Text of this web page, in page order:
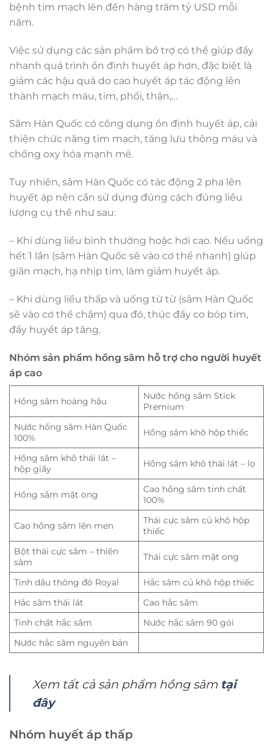
bệnh tim mạch lên đến hàng trăm tỷ USD mỗi
năm.
Việc sử dụng các sản phẩm bổ trợ có thể giúp đẩy
nhanh quá trình ổn định huyết áp hơn, đặc biệt là
giảm các hậu quả do cao huyết áp tác động lên
thành mạch máu, tim, phổi, thận,…
Sâm Hàn Quốc có công dụng ổn định huyết áp, cải
thiện chức năng tim mạch, tăng lưu thông máu và
chống oxy hóa mạnh mẽ.
Tuy nhiên, sâm Hàn Quốc có tác động 2 pha lên
huyết áp nên cần sử dụng đúng cách đúng liều
lượng cụ thể như sau:
– Khi dùng liều bình thường hoặc hơi cao. Nếu uống
hết 1 lần (sâm Hàn Quốc sẽ vào cơ thể nhanh) giúp
giãn mạch, hạ nhịp tim, làm giảm huyết áp.
– Khi dùng liều thấp và uống từ từ (sâm Hàn Quốc
sẽ vào cơ thể chậm) qua đó, thúc đẩy co bóp tim,
đẩy huyết áp tăng.
Nhóm sản phẩm hồng sâm hỗ trợ cho người huyết
áp cao
Hồng sâm hoàng hậu
Nước hồng sâm Stick
Premium
Nước hồng sâm Hàn Quốc
100%
Hồng sâm khô hộp thiếc
Hồng sâm khô thái lát –
hộp giấy
Hồng sâm khô thái lát – lọ
Hồng sâm mật ong
Cao hồng sâm tinh chất
100%
Cao hồng sâm lên men
Thái cực sâm củ khô hộp
thiếc
Bột thái cực sâm – thiên
sâm
Thái cực sâm mật ong
Tinh dầu thông đỏ Royal
Hắc sâm củ khô hộp thiếc
Hắc sâm thái lát
Cao hắc sâm
Tinh chất hắc sâm
Nước hắc sâm 90 gói
Nước hắc sâm nguyên bản
Xem tất cả sản phẩm hồng sâm tại
đây
Nhóm huyết áp thấp